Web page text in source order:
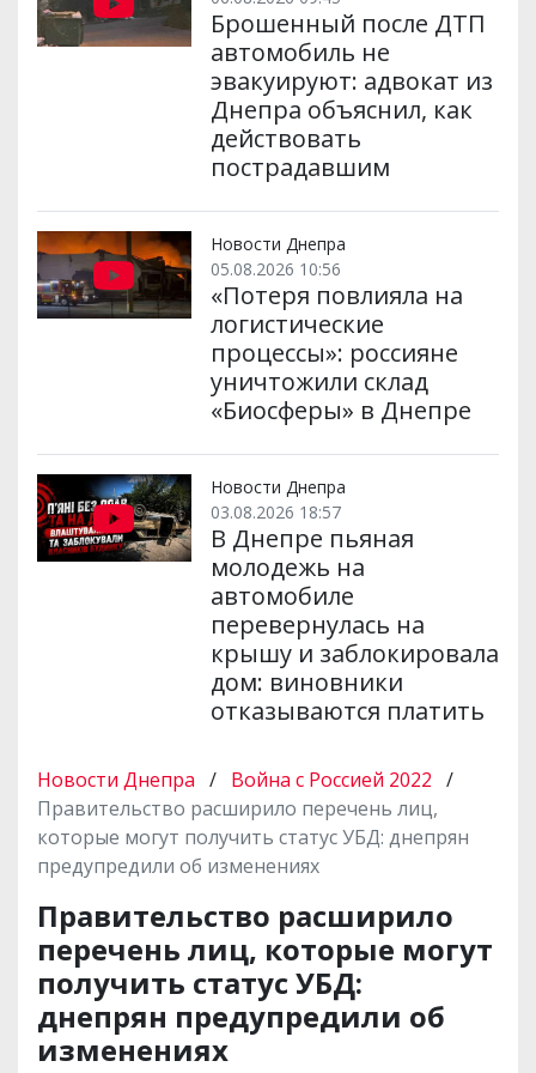
Брошенный после ДТП
автомобиль не
эвакуируют: адвокат из
Днепра объяснил, как
действовать
пострадавшим
Новости Днепра
05.08.2026 10:56
«Потеря повлияла на
логистические
процессы»: россияне
уничтожили склад
«Биосферы» в Днепре
Новости Днепра
03.08.2026 18:57
В Днепре пьяная
молодежь на
автомобиле
перевернулась на
крышу и заблокировала
дом: виновники
отказываются платить
Новости Днепра / Война с Россией 2022 /
Правительство расширило перечень лиц,
которые могут получить статус УБД: днепрян
предупредили об изменениях
Правительство расширило
перечень лиц, которые могут
получить статус УБД:
днепрян предупредили об
изменениях